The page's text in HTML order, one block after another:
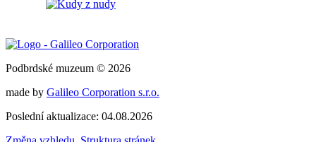
Podbrdské muzeum © 2026
made by Galileo Corporation s.r.o.
Poslední aktualizace: 04.08.2026